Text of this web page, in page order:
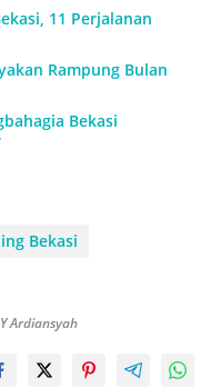
11 Perjalanan
Rampung Bulan
Bekasi
Bekasi
Ardiansyah